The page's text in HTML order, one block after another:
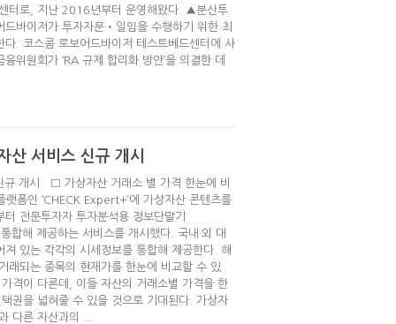
터로, 지난 2016년부터 운영해왔다. ▲분산투
바이저가 투자자문‧일임을 수행하기 위한 최
. 코스콤 로보어드바이저 테스트베드센터에 사
위원회가 ‘RA 규제 합리화 방안’을 의결한 데
서비스 신규 개시
개시 □ 가상자산 거래소 별 가격 한눈에 비
폼인 ‘CHECK Expert+’에 가상자산 콘텐츠를
전문투자자 투자분석용 정보단말기
해 제공하는 서비스를 개시했다. 국내·외 대
있는 각각의 시세정보를 통합해 제공한다. 해
래되는 종목의 현재가를 한눈에 비교할 수 있
격이 다른데, 이들 자산의 거래소별 가격을 한
권을 넓혀줄 수 있을 것으로 기대된다. 가상자
다른 자산과의 ...